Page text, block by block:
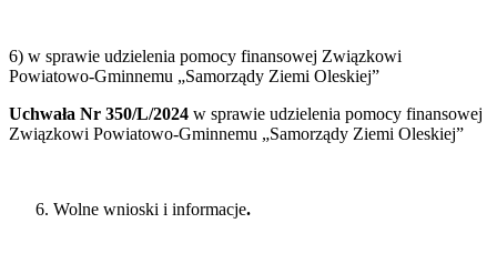
6) w sprawie udzielenia pomocy finansowej Związkowi
Powiatowo-Gminnemu „Samorządy Ziemi Oleskiej”
Uchwała Nr 350/L/2024 w sprawie udzielenia pomocy finansowej
Związkowi Powiatowo-Gminnemu „Samorządy Ziemi Oleskiej”
Wolne wnioski i informacje.